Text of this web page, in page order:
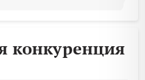
конкуренция